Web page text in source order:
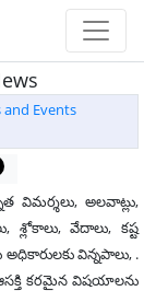
Events
విమర్శలు, అలవాట్లు,
వేదాలు, కష్ట
విన్నపాలు, .
కరమైన విషయాలను